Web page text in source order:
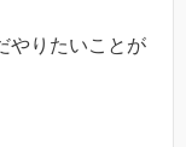
やりたいことが